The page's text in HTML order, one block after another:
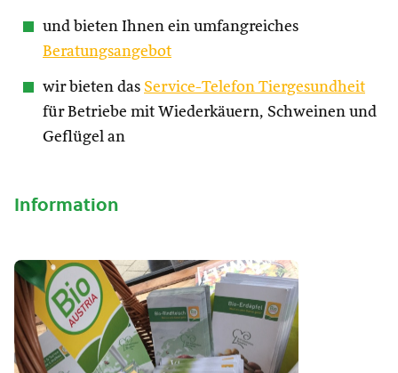
und bieten Ihnen ein umfangreiches
Beratungsangebot
wir bieten das Service-Telefon Tiergesundheit
für Betriebe mit Wiederkäuern, Schweinen und
Geflügel an
Information